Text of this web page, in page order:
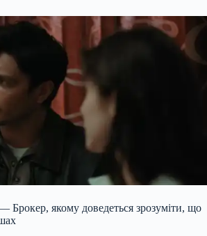
якому доведеться зрозуміти, що